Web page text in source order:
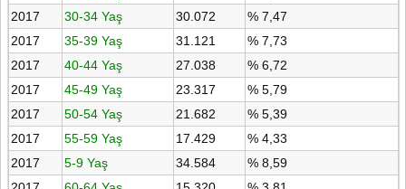
2017
30-34 Yaş 30.072
% 7,47
2017
35-39 Yaş 31.121
% 7,73
2017
40-44 Yaş 27.038
% 6,72
2017
45-49 Yaş 23.317
% 5,79
2017
50-54 Yaş 21.682
% 5,39
2017
55-59 Yaş 17.429
% 4,33
2017
5-9 Yaş 34.584
% 8,59